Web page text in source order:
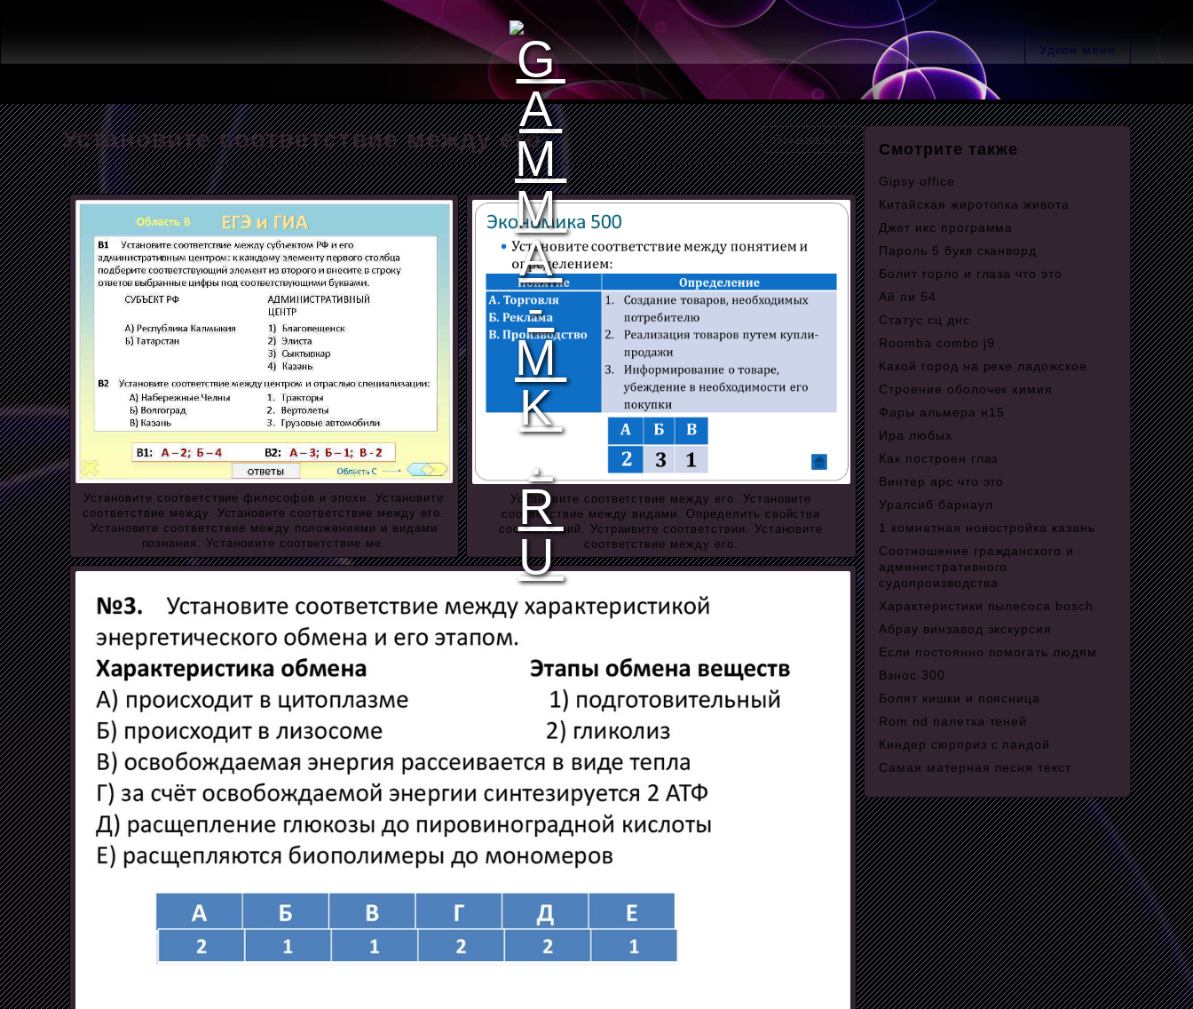
Удиви меня
Установите соответствие между его Пожаловаться
Установите соответствие философов и эпохи. Установите
соответствие между. Установите соответствие между его.
Установите соответствие между положениями и видами
познания. Установите соответствие ме.
Установите соответствие между его. Установите
соответствие между видами. Определить свойства
соответствий. Устраивите соответствии. Установите
соответствие между его.
Смотрите также
Gipsy office
Китайская жиротопка живота
Джет икс программа
Пароль 5 букв сканворд
Болит горло и глаза что это
Ай пи 54
Статус сц днс
Roomba combo j9
Какой город на реке ладожское
Строение оболочек химия
Фары альмера н15
Ира любых
Как построен глаз
Винтер арс что это
Уралсиб барнаул
1 комнатная новостройка казань
Соотношение гражданского и
административного
судопроизводства
Характеристики пылесоса bosch
Абрау винзавод экскурсия
Если постоянно помогать людям
Взнос 300
Болят кишки и поясница
Rom nd палетка теней
Киндер сюрприз с пандой
Самая матерная песня текст